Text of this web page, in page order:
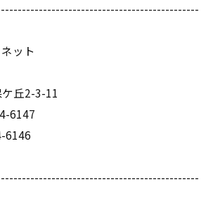
ット
丘2-3-11
6147
6146